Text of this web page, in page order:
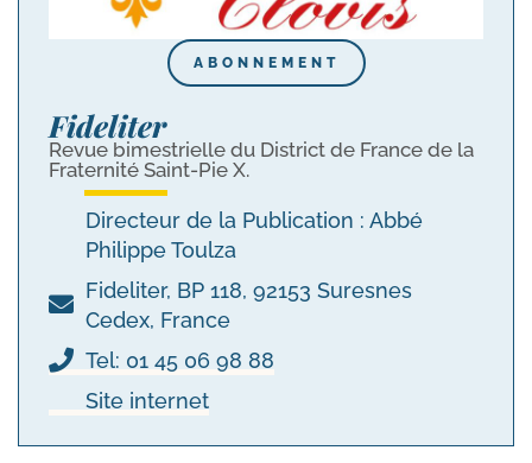
ABONNEMENT
Fideliter
Revue bimestrielle du District de France de la
Fraternité Saint-Pie X.
Directeur de la Publication : Abbé
Philippe Toulza
Fideliter, BP 118, 92153 Suresnes
Cedex, France
Tel: 01 45 06 98 88
Site internet